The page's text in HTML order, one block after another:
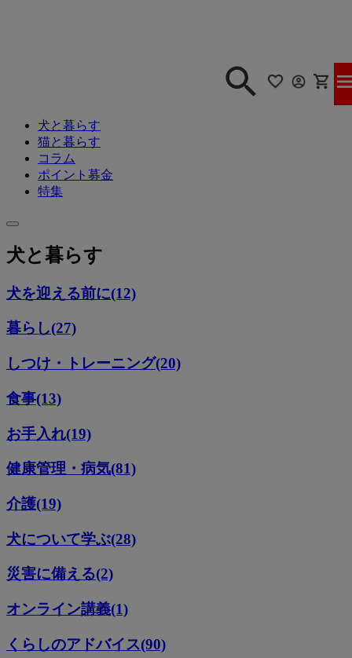
犬と暮らす
猫と暮らす
コラム
ポイント募金
特集
犬と暮らす
犬を迎える前に(12)
暮らし(27)
しつけ・トレーニング(20)
食事(13)
お手入れ(19)
健康管理・病気(81)
介護(19)
犬について学ぶ(28)
災害に備える(2)
オンライン講義(1)
くらしのアドバイス(90)